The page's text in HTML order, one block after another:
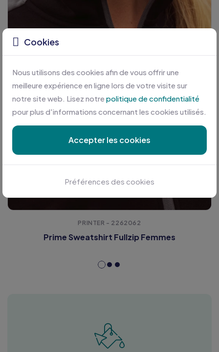
PRINTER - 2262062
Prime Sweatshirt Fullzip Femmes
Cookies
Nous utilisons des cookies afin de vous offrir une
meilleure expérience en ligne lors de votre visite sur
notre site web. Lisez notre politique de confidentialité
pour plus d'informations concernant les cookies utilisés.
Accepter les cookies
Préférences des cookies